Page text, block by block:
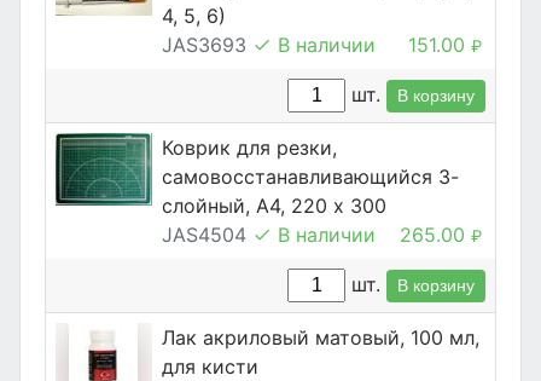
4, 5, 6)
JAS3693
В наличии 151.00 ₽
шт. В корзину
Коврик для резки,
самовосстанавливающийся 3-
слойный, А4, 220 х 300
JAS4504
В наличии 265.00 ₽
шт. В корзину
Лак акриловый матовый, 100 мл,
для кисти